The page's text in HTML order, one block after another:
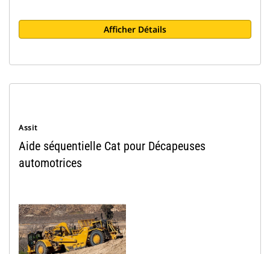
Afficher Détails
Assit
Aide séquentielle Cat pour Décapeuses
automotrices